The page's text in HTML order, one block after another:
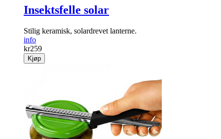
Insektsfelle solar
Stilig keramisk, solardrevet lanterne.
info
kr259
Kjøp